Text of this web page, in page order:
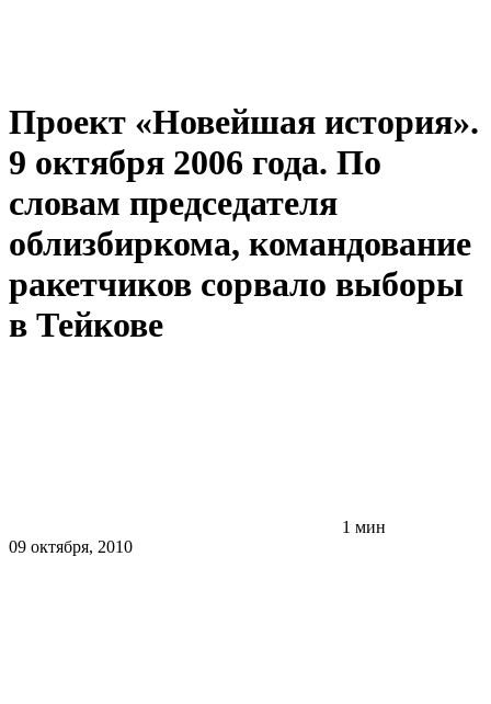
Проект «Новейшая история».
9 октября 2006 года. По
словам председателя
облизбиркома, командование
ракетчиков сорвало выборы
в Тейкове
1 мин
09 октября, 2010